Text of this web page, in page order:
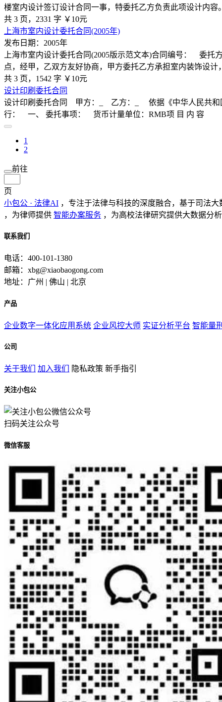
楼室内设计签订设计合同一事，特委托乙方负责此项设计内
共 3 页，2331 字 ￥10元
上海市室内设计委托合同(2005年)
发布日期：2005年
上海市室内设计委托合同(2005版示范文本)合同编号： 委
点，经甲，乙双方友好协商，甲方委托乙方承担室内装饰设计
共 3 页，1542 字 ￥10元
设计印刷委托合同
设计印刷委托合同 甲方：_ 乙方：_ 依据《中华人民共和
行： 一、 委托事项： 货币计量单位：RMB项 目 内
1
2
前往
页
小包公 · 法律AI ，专注于法律与科技的深度融合，基于司法
，为律师提供 智能办案服务 ，为高校法律研究提供大数据分
联系我们
电话：400-101-1380
邮箱：xbg@xiaobaogong.com
地址：广州 | 佛山 | 北京
产品
企业数字一体化应用系统 企业风控大师 实证分析平台 智能量
公司
关于我们 加入我们 隐私政策 新手指引
关注小包公
扫码关注公众号
微信客服